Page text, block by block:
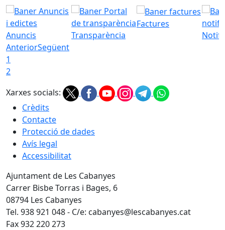
Anuncis Transparència
Factures
AnteriorSegüent
1
2
Xarxes socials:
Crèdits
Contacte
Protecció de dades
Avís legal
Accessibilitat
Ajuntament de Les Cabanyes
Carrer Bisbe Torras i Bages, 6
08794 Les Cabanyes
Tel. 938 921 048 - C/e: cabanyes@lescabanyes.cat
Fax 932 220 273